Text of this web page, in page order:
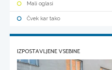
Mali oglasi
Čvek kar tako
IZPOSTAVLJENE VSEBINE